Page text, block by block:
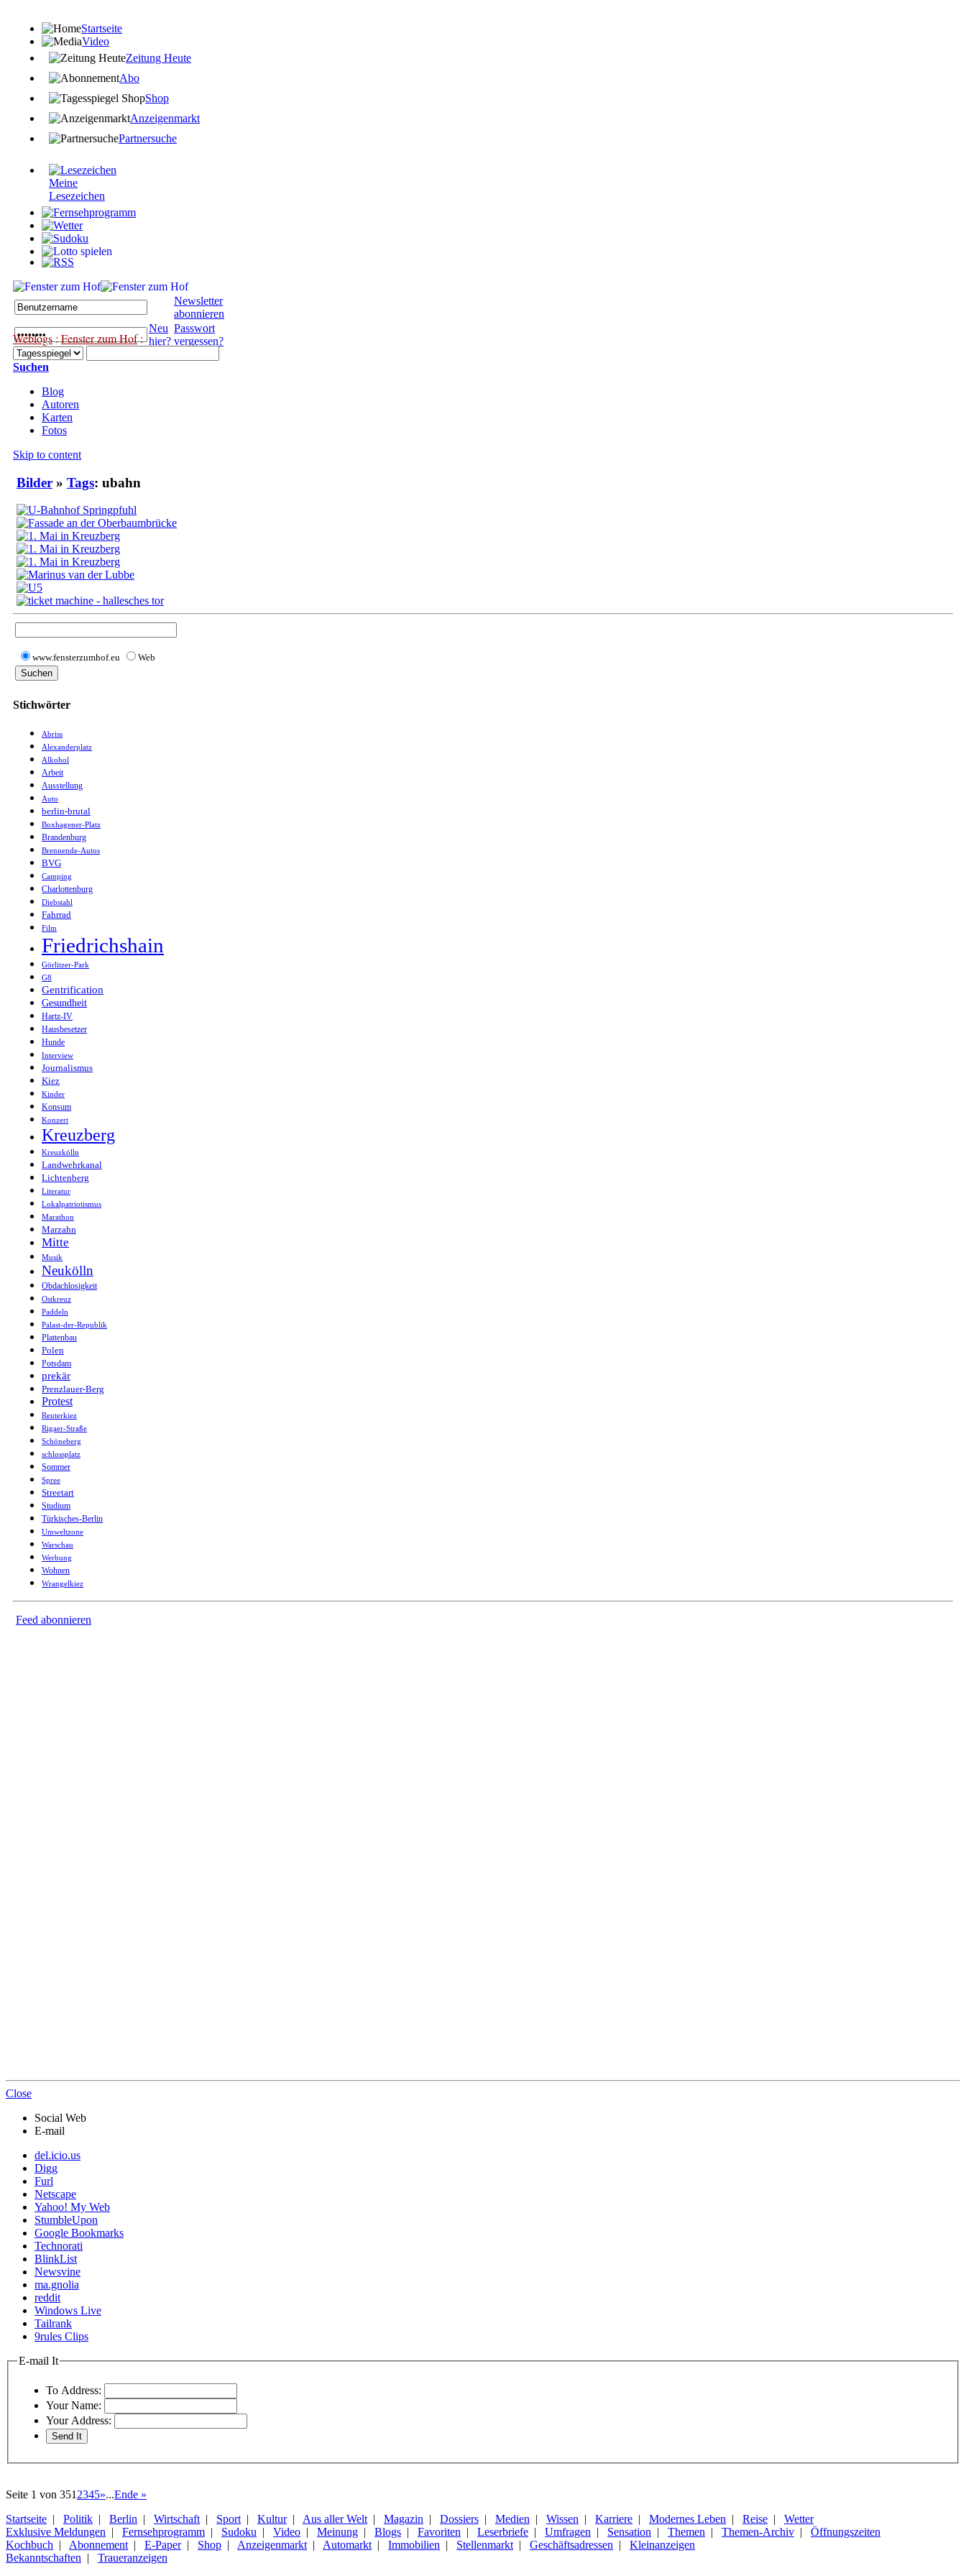
Startseite
Video
Zeitung Heute
Abo
Shop
Anzeigenmarkt
Partnersuche
Meine
Lesezeichen
Newsletter
abonnieren
Neu
hier?
Passwort
vergessen?
Weblogs:Fenster zum Hof:
Suchen
Blog
Autoren
Karten
Fotos
Skip to content
Bilder » Tags: ubahn
www.fensterzumhof.eu Web
Stichwörter
Abriss
Alexanderplatz
Alkohol
Arbeit
Ausstellung
Auto
berlin-brutal
Boxhagener-Platz
Brandenburg
Brennende-Autos
BVG
Camping
Charlottenburg
Diebstahl
Fahrrad
Film
Friedrichshain
Görlitzer-Park
G8
Gentrification
Gesundheit
Hartz-IV
Hausbesetzer
Hunde
Interview
Journalismus
Kiez
Kinder
Konsum
Konzert
Kreuzberg
Kreuzkölln
Landwehrkanal
Lichtenberg
Literatur
Lokalpatriotismus
Marathon
Marzahn
Mitte
Musik
Neukölln
Obdachlosigkeit
Ostkreuz
Paddeln
Palast-der-Republik
Plattenbau
Polen
Potsdam
prekär
Prenzlauer-Berg
Protest
Reuterkiez
Rigaer-Straße
Schöneberg
schlossplatz
Sommer
Spree
Streetart
Studium
Türkisches-Berlin
Umweltzone
Warschau
Werbung
Wohnen
Wrangelkiez
Feed abonnieren
Close
Social Web
E-mail
del.icio.us
Digg
Furl
Netscape
Yahoo! My Web
StumbleUpon
Google Bookmarks
Technorati
BlinkList
Newsvine
ma.gnolia
reddit
Windows Live
Tailrank
9rules Clips
E-mail It
To Address:
Your Name:
Your Address:
Seite 1 von 351 2345»...Ende »
Startseite | Politik | Berlin | Wirtschaft | Sport | Kultur| Aus aller Welt | Magazin | Dossiers | Medien | Wissen | Karriere | Modernes Leben | Reise | Wetter
Exklusive Meldungen | Fernsehprogramm | Sudoku | Video | Meinung | Blogs | Favoriten | Leserbriefe | Umfragen | Sensation | Themen | Themen-Archiv | Öffnungszeiten
Kochbuch | Abonnement | E-Paper| Shop | Anzeigenmarkt | Automarkt | Immobilien | Stellenmarkt | Geschäftsadressen | Kleinanzeigen
Bekanntschaften | Traueranzeigen